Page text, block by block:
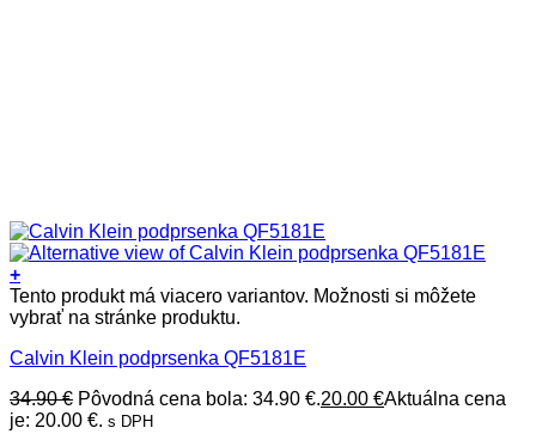
+
Tento produkt má viacero variantov. Možnosti si môžete
vybrať na stránke produktu.
Calvin Klein podprsenka QF5181E
34.90€ Pôvodná cena bola: 34.90 €.20.00 €Aktuálna cena
je: 20.00 €. s DPH